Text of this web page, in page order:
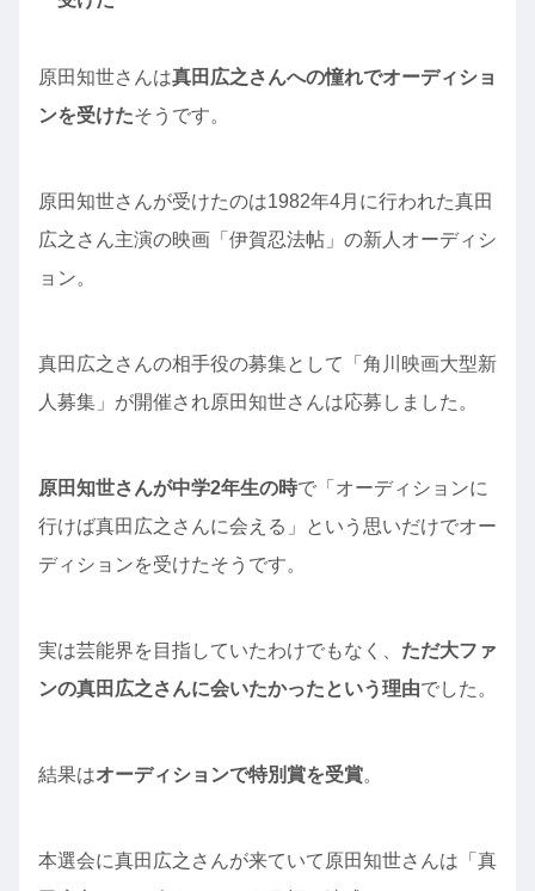
原田知世さんは真田広之さんへの憧れでオーディショ
ンを受けたそうです。
原田知世さんが受けたのは1982年4月に行われた真田
広之さん主演の映画「伊賀忍法帖」の新人オーディシ
ョン。
真田広之さんの相手役の募集として「角川映画大型新
人募集」が開催され原田知世さんは応募しました。
原田知世さんが中学2年生の時で「オーディションに
行けば真田広之さんに会える」という思いだけでオー
ディションを受けたそうです。
実は芸能界を目指していたわけでもなく、 ただ大ファ
ンの真田広之さんに会いたかったという理由でした。
結果はオーディションで特別賞を受賞。
本選会に真田広之さんが来ていて原田知世さんは「真